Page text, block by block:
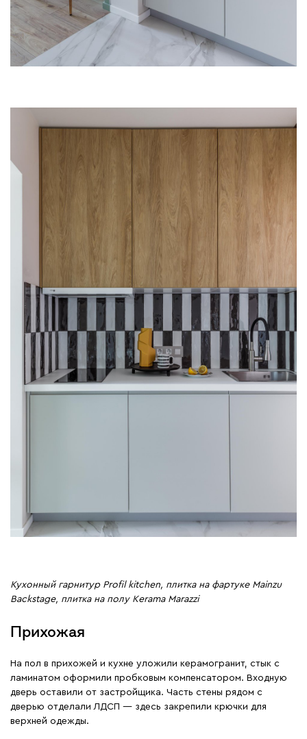
Кухонный гарнитур Profil kitchen, плитка на фартуке Mainzu
Backstage, плитка на полу Kerama Marazzi
Прихожая
На пол в прихожей и кухне уложили керамогранит, стык с
ламинатом оформили пробковым компенсатором. Входную
дверь оставили от застройщика. Часть стены рядом с
дверью отделали ЛДСП — здесь закрепили крючки для
верхней одежды.